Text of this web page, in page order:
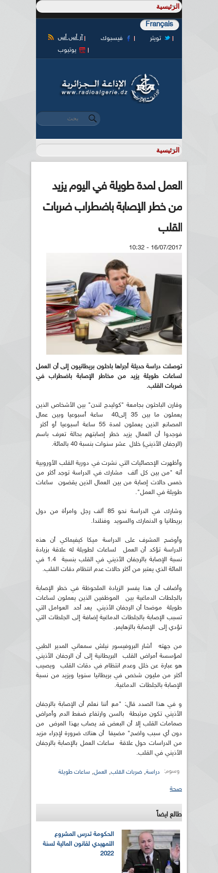
Français
آر أس أس فيسبوك
تويتر
يوتيوب
استمارة البحث
‏بحث ‏
العمل لمدة طويلة في اليوم يزيد
من خطر الإصابة باضطراب ضربات
القلب
16/07/2017 - 10:32
توصلت دراسة حديثة أجراها باحثون بريطانيون إلى أن العمل
لساعات طويلة يزيد من مخاطر الإصابة باضطراب في
ضربات القلب.
وقارن الباحثون بجامعة "كوليدج لندن" بين الأشخاص الذين
يعملون ما بين 35 إلى40 ساعة أسبوعيا وبين عمال
المصانع الذين يعملون لمدة 55 ساعة أسبوعيا أو أكثر
فوجدوا أن العمال يزيد خطر إصابتهم بحالة تعرف باسم
(الرجفان الأذيني) خلال عشر سنوات بنسبة 40 بالمائة.
وأظهرت الإحصائيات التي نشرت في دورية القلب الأوروبية
أنه "من بين كل ألف مشارك في الدراسة توجد أكثر من
خمس حالات إصابة من بين العمال الذين يقضون ساعات
طويلة في العمل".
وشارك في الدراسة نحو 85 ألف رجل وامرأة من دول
بريطانيا و الدنمارك والسويد وفنلندا.
وأوضح المشرف على الدراسة ميكا كيفيماكي أن هذه
الدراسة تؤكد أن العمل لساعات لطويلة له علاقة بزيادة
نسبة الإصابة بالرجفان الأذيني في القلب بنسبة 1.4 في
المائة الذي يعتبر من أكثر حالات عدم انتظام دقات القلب.
وأضاف أن هذا يفسر الزيادة الملحوظة في خطر الإصابة
بالجلطات الدماغية بين الموظفين الذين يعملون لساعات
طويلة موضحا أن الرجفان الأذيني يعد أحد العوامل التي
تسبب الإصابة بالجلطات الدماغية إضافة إلى الجلطات التي
تؤدي إلى الإصابة بالزهايمر.
من جهته أشار البروفيسور نيلش سمعاني المدير الطبي
لمؤسسة أمراض القلب البريطانية إلى أن الرجفان الأذيني
هو عبارة عن خلل وعدم انتظام في دقات القلب ويصيب
أكثر من مليون شخص في بريطانيا سنويا ويزيد من نسبة
الإصابة بالجلطات الدماغية.
و في هذا الصدد قال: "مع أننا نعلم أن الإصابة بالرجفان
الأذيني تكون مرتبطة بالسن وارتفاع ضغط الدم وأمراض
صمامات القلب إلا أن البعض قد يصاب بهذا المرض من
دون أي سبب واضح" مضيفا أن هناك ضرورة لإجراء مزيد
من الدراسات حول علاقة ساعات العمل بالإصابة بالرجفان
الأذيني في القلب.
وسوم: دراسة, ضربات القلب, العمل, ساعات طويلة
صحة
طالع ايضاً
الحكومة تدرس المشروع
التمهيدي لقانون المالية لسنة
2022